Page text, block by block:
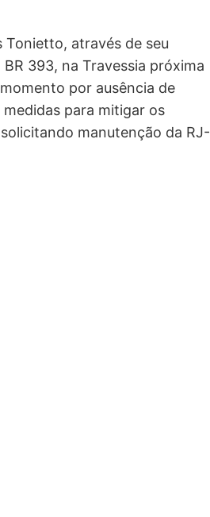
Tonietto, através de seu
393, na Travessia próxima
por ausência de
para mitigar os
manutenção da RJ-